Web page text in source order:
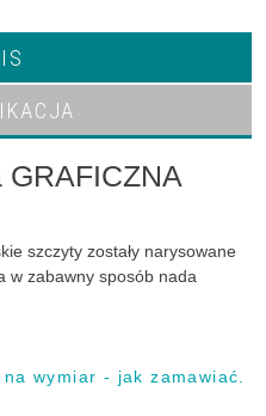
szczyty zostały narysowane
w zabawny sposób nada
wymiar - jak zamawiać.